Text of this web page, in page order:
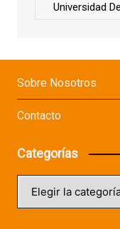
Universidad
Sobre Nosotros
Contacto
Categorías